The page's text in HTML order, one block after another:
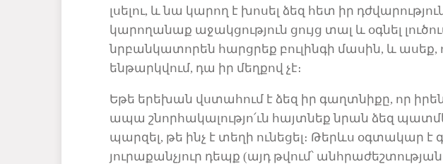
լսելու, ևնա կարող է խոսել ձեզ հետ իր
կարողանաք աջակցություն ցույց տալ և օգնել
նրբանկատորեն հարցրեք բուլինգի մասին, և ասեք,
ենթարկվում, դա իր մեղքով չէ։
Եթե երեխան վստահում է ձեզ իր գաղտնիքը, որ
ապա շնորհակալությո՛ւն հայտնեք նրան ձեզ
պարզել, թե ինչ է տեղի ունեցել ։ Թերևս օգտակար է
յուրաքանչյուր դեպք (այդ թվում՝